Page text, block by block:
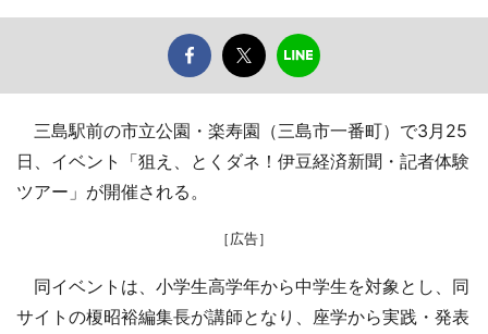
三島駅前の市立公園・楽寿園（三島市一番町）で3月25
日、イベント「狙え、とくダネ！伊豆経済新聞・記者体験
ツアー」が開催される。
［広告］
同イベントは、小学生高学年から中学生を対象とし、同
サイトの榎昭裕編集長が講師となり、座学から実践・発表